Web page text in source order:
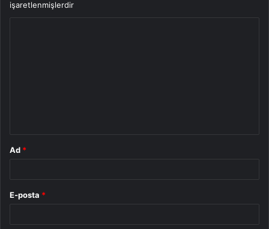
işaretlenmişlerdir
Ad *
E-posta *